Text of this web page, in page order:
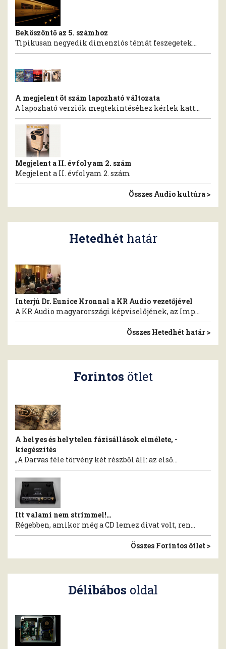
Beköszöntő az 5. számhoz
Tipikusan negyedik dimenziós témát feszegetek...
A megjelent öt szám lapozható változata
A lapozható verziók megtekintéséhez kérlek katt...
Megjelent a II. évfolyam 2. szám
Megjelent a II. évfolyam 2. szám
Összes Audio kultúra >
Hetedhéthatár
Interjú Dr. Eunice Kronnal a KR Audio vezetőjével
A KR Audio magyarországi képviselőjének, az Imp...
Összes Hetedhét határ >
Forintos ötlet
A helyes és helytelen fázisállások elmélete, -
kiegészítés
„A Darvas féle törvény két részből áll: az első...
Itt valami nem strimmel!…
Régebben, amikor még a CD lemez divat volt, ren...
Összes Forintos ötlet >
Délibábos oldal